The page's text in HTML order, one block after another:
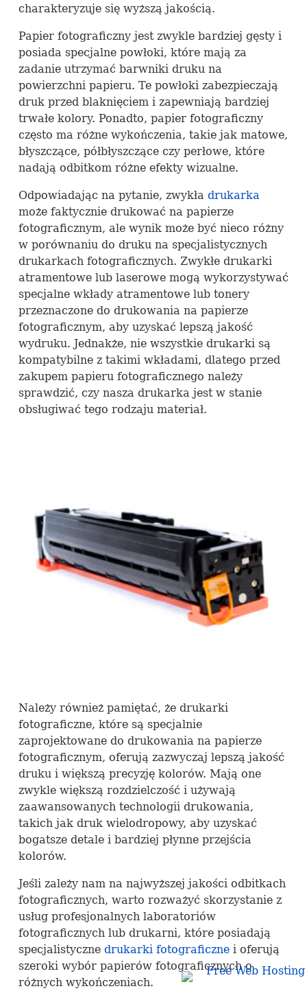
charakteryzuje się wyższą jakością.
Papier fotograficzny jest zwykle bardziej gęsty i
posiada specjalne powłoki, które mają za
zadanie utrzymać barwniki druku na
powierzchni papieru. Te powłoki zabezpieczają
druk przed blaknięciem i zapewniają bardziej
trwałe kolory. Ponadto, papier fotograficzny
często ma różne wykończenia, takie jak matowe,
błyszczące, półbłyszczące czy perłowe, które
nadają odbitkom różne efekty wizualne.
Odpowiadając na pytanie, zwykła drukarka
może faktycznie drukować na papierze
fotograficznym, ale wynik może być nieco różny
w porównaniu do druku na specjalistycznych
drukarkach fotograficznych. Zwykłe drukarki
atramentowe lub laserowe mogą wykorzystywać
specjalne wkłady atramentowe lub tonery
przeznaczone do drukowania na papierze
fotograficznym, aby uzyskać lepszą jakość
wydruku. Jednakże, nie wszystkie drukarki są
kompatybilne z takimi wkładami, dlatego przed
zakupem papieru fotograficznego należy
sprawdzić, czy nasza drukarka jest w stanie
obsługiwać tego rodzaju materiał.
Należy również pamiętać, że drukarki
fotograficzne, które są specjalnie
zaprojektowane do drukowania na papierze
fotograficznym, oferują zazwyczaj lepszą jakość
druku i większą precyzję kolorów. Mają one
zwykle większą rozdzielczość i używają
zaawansowanych technologii drukowania,
takich jak druk wielodropowy, aby uzyskać
bogatsze detale i bardziej płynne przejścia
kolorów.
Jeśli zależy nam na najwyższej jakości odbitkach
fotograficznych, warto rozważyć skorzystanie z
usług profesjonalnych laboratoriów
fotograficznych lub drukarni, które posiadają
specjalistyczne drukarki fotograficznei oferują
szeroki wybór papierów fotograficznych o
różnych wykończeniach.